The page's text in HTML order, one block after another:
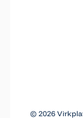
©2026